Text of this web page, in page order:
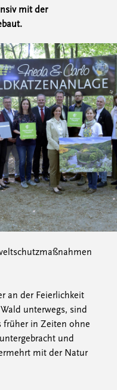
mit der
an der Feierlichkeit
unterwegs, sind
früher in Zeiten ohne
und
mit der Natur